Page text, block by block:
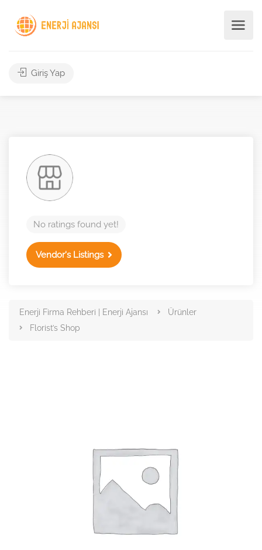
Giriş Yap
No ratings found yet!
Vendor's Listings
Enerji Firma Rehberi | Enerji Ajansı
Ürünler
Florist’s Shop